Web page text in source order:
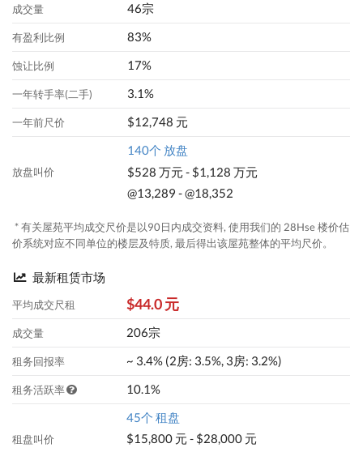
成交量 46宗
有盈利比例 83%
蚀让比例 17%
一年转手率(二手) 3.1%
一年前尺价 $12,748 元
放盘叫价
140个 放盘
$528 万元 - $1,128 万元
@13,289 - @18,352
* 有关屋苑平均成交尺价是以90日内成交资料, 使用我们的 28Hse 楼价估
价系统对应不同单位的楼层及特质, 最后得出该屋苑整体的平均尺价。
最新租赁市场
平均成交尺租 $44.0 元
成交量 206宗
租务回报率 ~ 3.4% (2房: 3.5%, 3房: 3.2%)
租务活跃率 10.1%
租盘叫价
45个 租盘
$15,800 元 - $28,000 元